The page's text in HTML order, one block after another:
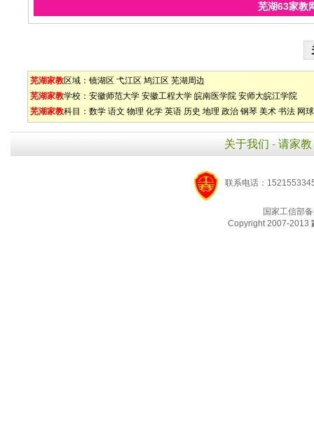
芜湖63家教
芜湖家教区域： 镜湖区 弋江区 鸠江区 芜湖周边
芜湖家教学校： 安徽师范大学 安徽工程大学 皖南医学院 安师大皖江学院
芜湖家教科目： 数学 语文 物理 化学 英语 历史 地理 政治 钢琴 美术 书法 网球
关于我们 - 请家教
联系电话：
国家工信部
Copyright 2007-2013